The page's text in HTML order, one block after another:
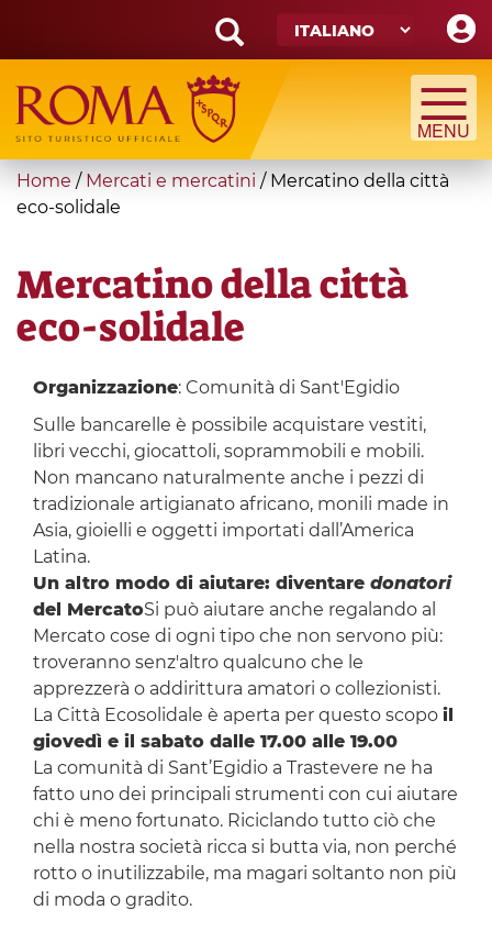
main
content
Search
form
Cerca
You
are
Home / Mercati e mercatini / Mercatino della città
eco-solidale
Mercatino della città
eco-solidale
Organizzazione: Comunità di Sant'Egidio
Sulle bancarelle è possibile acquistare vestiti,
libri vecchi, giocattoli, soprammobili e mobili.
Non mancano naturalmente anche i pezzi di
tradizionale artigianato africano, monili made in
Asia, gioielli e oggetti importati dall’America
Latina.
Un altro modo di aiutare: diventare donatori
del MercatoSi può aiutare anche regalando al
Mercato cose di ogni tipo che non servono più:
troveranno senz'altro qualcuno che le
apprezzerà o addirittura amatori o collezionisti.
La Città Ecosolidale è aperta per questo scopo il
giovedì e il sabato dalle 17.00 alle 19.00
La comunità di Sant’Egidio a Trastevere ne ha
fatto uno dei principali strumenti con cui aiutare
chi è meno fortunato. Riciclando tutto ciò che
nella nostra società ricca si butta via, non perché
rotto o inutilizzabile, ma magari soltanto non più
di moda o gradito.